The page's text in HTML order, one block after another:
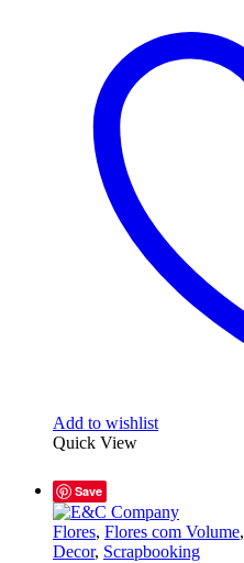
variantes.
As
Add to wishlist
Quick View
Save
Flores, Flores com Volume,
Decor, Scrapbooking